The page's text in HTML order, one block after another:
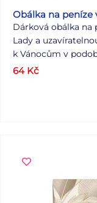
Obálka na peníze
Dárková obálka na
Lady a
k Vánocům v
vložit peníze nebo
textu, na kterou
64 Kč